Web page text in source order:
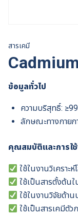
สารเคมี
ข้อมูลทั่วไป
ความบริสุทธิ์:
ลักษณะทางกายภ
คุณสมบัติและการใ
ใช้ในงานวิเคราะ
ใช้เป็นสารตั้งต้นใ
ใช้ในงานวิจัยด้าน
ใช้เป็นสารเคมีตั